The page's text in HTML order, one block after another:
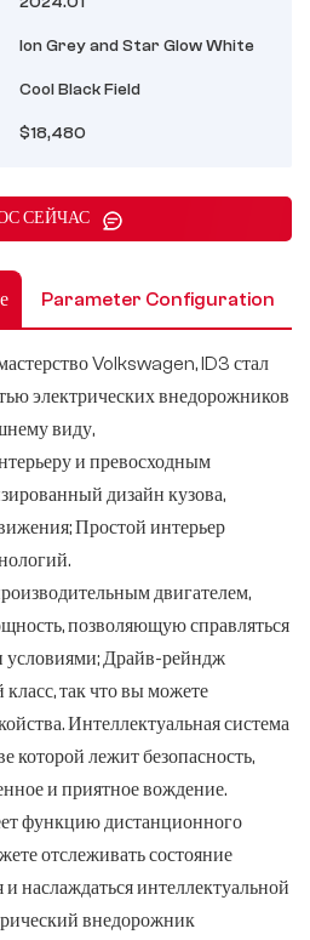
Ion Grey and Star Glow White
Cool Black Field
$18,480
СЕЙЧАС
Parameter Configuration
Volkswagen, ID3 стал
электрических внедорожников
виду,
и превосходным
дизайн кузова,
Простой интерьер
двигателем,
позволяющую справляться
Драйв-рейндж
так что вы можете
Интеллектуальная система
которой лежит безопасность,
и приятное вождение.
функцию дистанционного
отслеживать состояние
наслаждаться интеллектуальной
внедорожник